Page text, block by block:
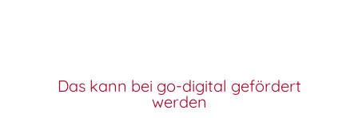
Das kann bei go-digital gefördert
werden